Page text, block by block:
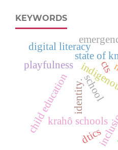
KEYWORDS
krahô schools
identity.
state of
school
child education
cts
playfulness
digital literacy
dtics